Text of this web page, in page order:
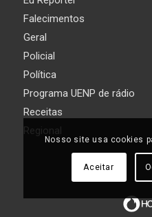
Falecimentos
Geral
Policial
Política
Programa UENP de rádio
Receitas
Regional
Nosso site usa cookies
Aceitar